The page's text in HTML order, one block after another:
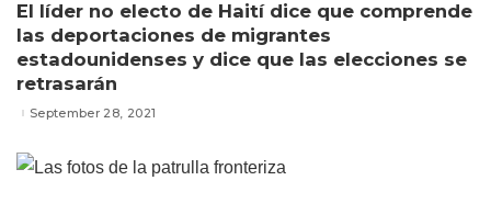
El líder no electo de Haití dice que comprende
las deportaciones de migrantes
estadounidenses y dice que las elecciones se
retrasarán
September 28, 2021